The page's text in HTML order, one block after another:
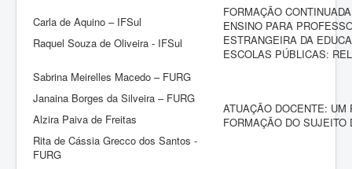
Carla de Aquino – IFSul
Raquel Souza de Oliveira - IFSul
FORMAÇÃO
ENSINO PARA
ESTRANGEIRA DA
ESCOLAS PÚBLICAS:
Sabrina Meirelles Macedo – FURG
Janaina Borges da Silveira – FURG
Alzira Paiva de Freitas
Rita de Cássia Grecco dos Santos -
FURG
ATUAÇÃO DOCENTE: UM
FORMAÇÃO DO SUJEITO